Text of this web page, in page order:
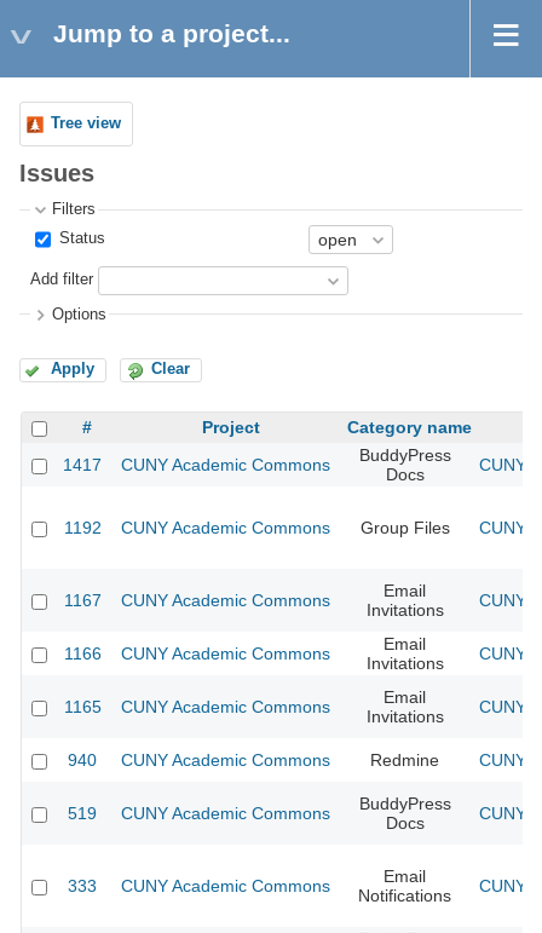
Jump to a project...
Tree view
Issues
Filters
Status
Add filter
Options
Apply Clear
# Project
Category name
1417
CUNY Academic Commons
BuddyPress
Docs
CUNY
1192 CUNY Academic Commons Group Files CUNY
1167 CUNY Academic Commons
Email
Invitations
CUNY
1166 CUNY Academic Commons
Email
Invitations
CUNY
1165 CUNY Academic Commons
Email
Invitations
CUNY
940 CUNY Academic Commons Redmine CUNY
519 CUNY Academic Commons
BuddyPress
Docs
CUNY
333 CUNY Academic Commons
Email
Notifications
CUNY